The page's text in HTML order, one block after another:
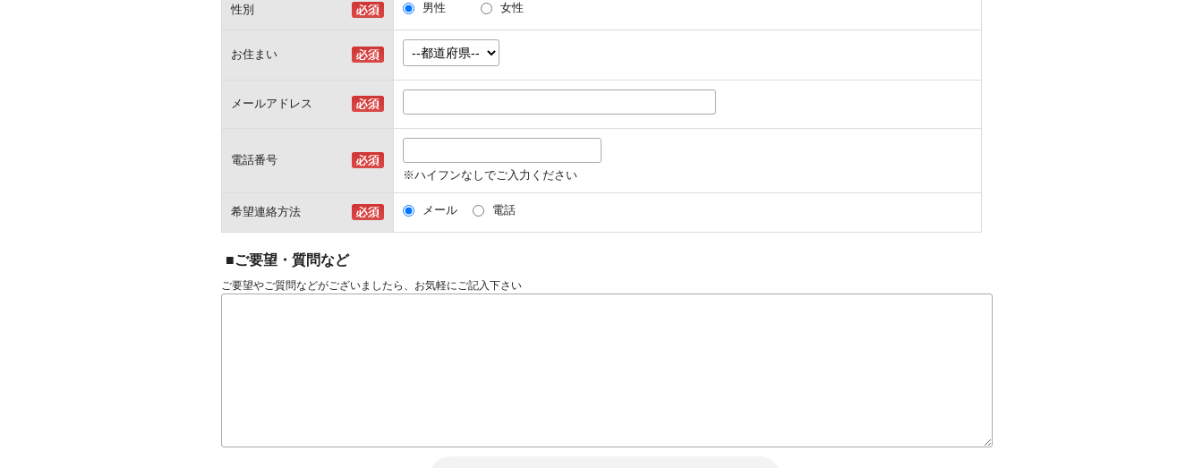
性別 男性 女性
お住まい
メールアドレス
電話番号
※ハイフンなしでご入力ください
希望連絡方法 メール 電話
■ご要望・質問など
ご要望やご質問などがございましたら、お気軽にご記入下さい